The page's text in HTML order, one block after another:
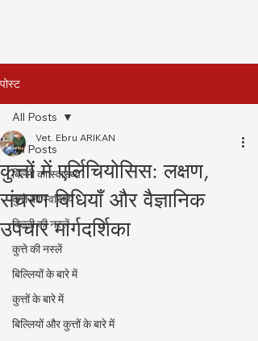
पोस्ट
All Posts
बिल्ली का स्वास्थ्य
कुत्ते का स्वास्थ्य
बिल्ली की नस्लें
कुत्ते की नस्लें
बिल्लियों के बारे में
कुत्तों के बारे में
बिल्लियों और कुत्तों के बारे में
All Posts
कुत्तों में एर्लिचियोसिस: लक्षण,
संचरण विधियाँ और वैज्ञानिक
उपचार मार्गदर्शिका
Vet. Ebru ARIKAN